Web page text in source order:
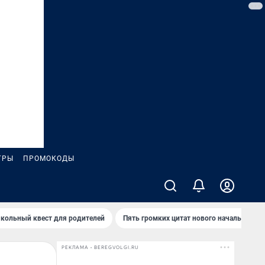
ПРОМОКОДЫ
квест для родителей Пять громких цитат нового начальника
РЕКЛАМА • BEREGVOLGI.RU